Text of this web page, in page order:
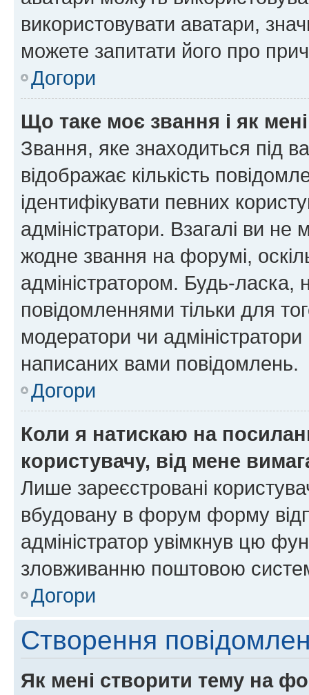
використовувати аватари,
можете запитати його про
Догори
Що таке моє звання і як
Звання, яке знаходиться під
відображає кількість
ідентифікувати певних
адміністратори. Взагалі ви
жодне звання на форумі,
адміністратором. Будь-
повідомленнями тільки для
модератори чи
написаних вами повідомлень.
Догори
Коли я натискаю на
користувачу, від мене
Лише зареєстровані
вбудовану в форум форму
адміністратор увімкнув цю
зловживанню поштовою
Догори
Створення
Як мені створити тему на